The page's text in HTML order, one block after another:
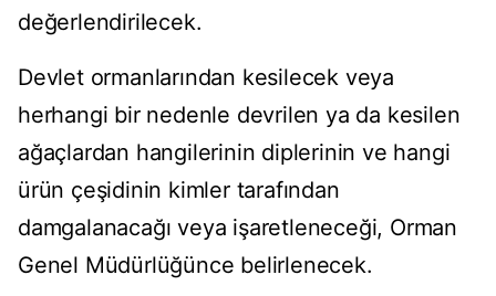
değerlendirilecek.
Devlet ormanlarından kesilecek veya
herhangi bir nedenle devrilen ya da kesilen
ağaçlardan hangilerinin diplerinin ve hangi
ürün çeşidinin kimler tarafından
damgalanacağı veya işaretleneceği, Orman
Genel Müdürlüğünce belirlenecek.